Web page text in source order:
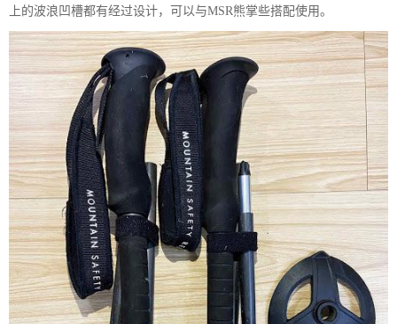
上的波浪凹槽都有经过设计，可以与MSR熊掌些搭配使用。